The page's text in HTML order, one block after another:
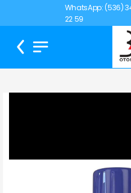
WhatsApp: (536)
22 59